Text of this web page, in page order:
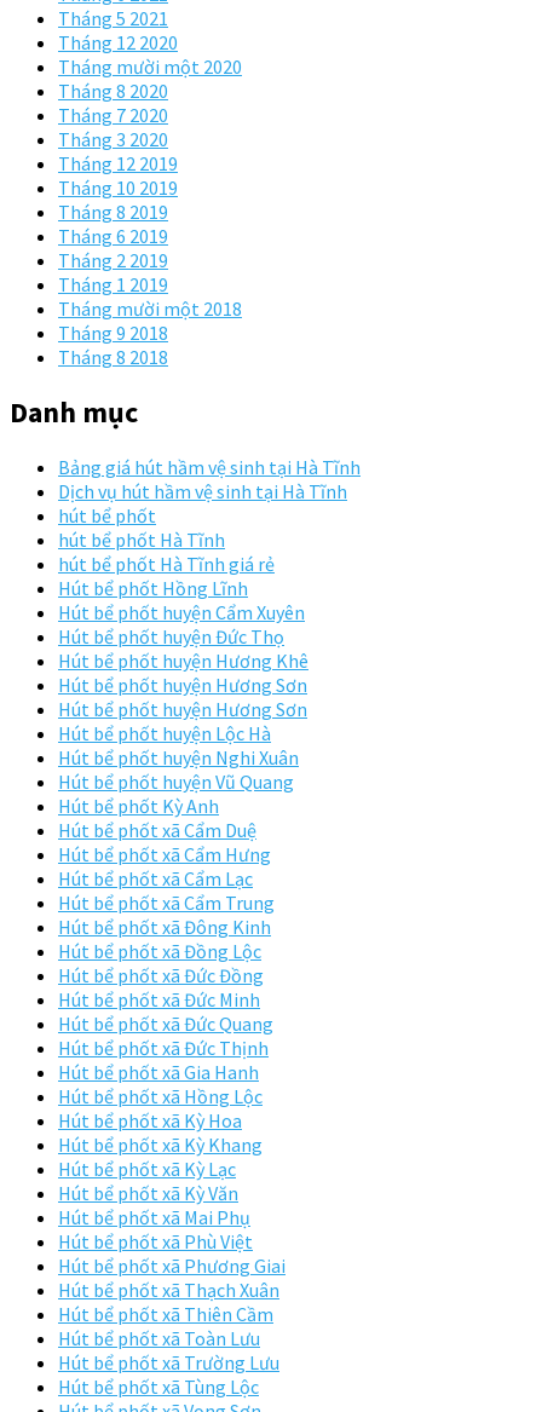
Tháng 5 2021
Tháng 12 2020
Tháng mười một 2020
Tháng 8 2020
Tháng 7 2020
Tháng 3 2020
Tháng 12 2019
Tháng 10 2019
Tháng 8 2019
Tháng 6 2019
Tháng 2 2019
Tháng 1 2019
Tháng mười một 2018
Tháng 9 2018
Tháng 8 2018
Danh mục
Bảng giá hút hầm vệ sinh tại Hà Tĩnh
Dịch vụ hút hầm vệ sinh tại Hà Tĩnh
hút bể phốt
hút bể phốt Hà Tĩnh
hút bể phốt Hà Tĩnh giá rẻ
Hút bể phốt Hồng Lĩnh
Hút bể phốt huyện Cẩm Xuyên
Hút bể phốt huyện Đức Thọ
Hút bể phốt huyện Hương Khê
Hút bể phốt huyện Hương Sơn
Hút bể phốt huyện Hương Sơn
Hút bể phốt huyện Lộc Hà
Hút bể phốt huyện Nghi Xuân
Hút bể phốt huyện Vũ Quang
Hút bể phốt Kỳ Anh
Hút bể phốt xã Cẩm Duệ
Hút bể phốt xã Cẩm Hưng
Hút bể phốt xã Cẩm Lạc
Hút bể phốt xã Cẩm Trung
Hút bể phốt xã Đông Kinh
Hút bể phốt xã Đồng Lộc
Hút bể phốt xã Đức Đồng
Hút bể phốt xã Đức Minh
Hút bể phốt xã Đức Quang
Hút bể phốt xã Đức Thịnh
Hút bể phốt xã Gia Hanh
Hút bể phốt xã Hồng Lộc
Hút bể phốt xã Kỳ Hoa
Hút bể phốt xã Kỳ Khang
Hút bể phốt xã Kỳ Lạc
Hút bể phốt xã Kỳ Văn
Hút bể phốt xã Mai Phụ
Hút bể phốt xã Phù Việt
Hút bể phốt xã Phương Giai
Hút bể phốt xã Thạch Xuân
Hút bể phốt xã Thiên Cầm
Hút bể phốt xã Toàn Lưu
Hút bể phốt xã Trường Lưu
Hút bể phốt xã Tùng Lộc